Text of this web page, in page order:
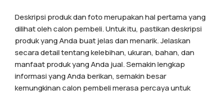
Deskripsi produk dan foto merupakan hal pertama yang
dilihat oleh calon pembeli. Untuk itu, pastikan deskripsi
produk yang Anda buat jelas dan menarik. Jelaskan
secara detail tentang kelebihan, ukuran, bahan, dan
manfaat produk yang Anda jual. Semakin lengkap
informasi yang Anda berikan, semakin besar
kemungkinan calon pembeli merasa percaya untuk